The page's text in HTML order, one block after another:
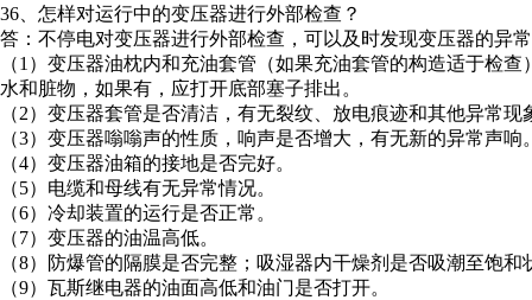
36、怎样对运行中的变压器进行外部检查？
答：不停电对变压器进行外部检查，可以及时发现变压器的异
（1）变压器油枕内和充油套管（如果充油套管的构造适于检
水和脏物，如果有，应打开底部塞子排出。
（2）变压器套管是否清洁，有无裂纹、放电痕迹和其他异常现
（3）变压器嗡嗡声的性质，响声是否增大，有无新的异常声响
（4）变压器油箱的接地是否完好。
（5）电缆和母线有无异常情况。
（6）冷却装置的运行是否正常。
（7）变压器的油温高低。
（8）防爆管的隔膜是否完整；吸湿器内干燥剂是否吸潮至饱和
（9）瓦斯继电器的油面高低和油门是否打开。